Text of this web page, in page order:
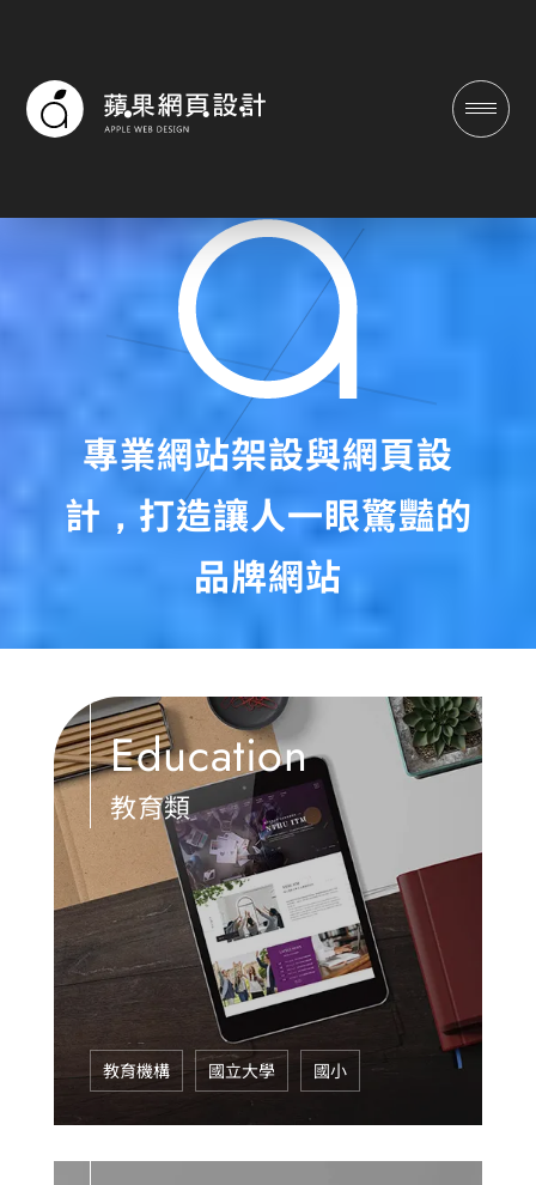
專業網站架設與網頁設
計，打造讓人一眼驚豔的
品牌網站
Education
教育類
教育機構 國立大學 國小